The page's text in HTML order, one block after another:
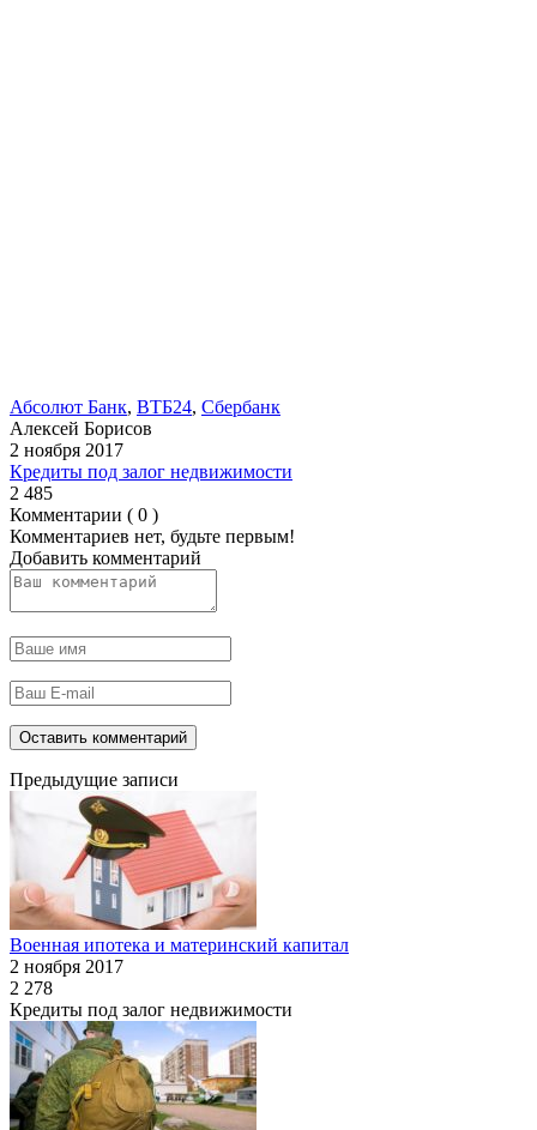
Абсолют Банк, ВТБ24, Сбербанк
Алексей Борисов
2 ноября 2017
Кредиты под залог недвижимости
2 485
Комментарии ( 0 )
Комментариев нет, будьте первым!
Добавить комментарий
Предыдущие записи
Военная ипотека и материнский капитал
2 ноября 2017
2 278
Кредиты под залог недвижимости